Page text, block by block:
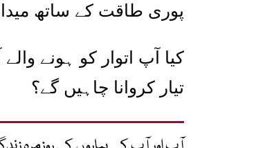
پوری طاقت کے ساتھ
کیا آپ اتوار کو ہونے
تیار کروانا چاہیں گے؟